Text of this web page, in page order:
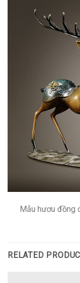
Mẫu hươu đồng
RELATED